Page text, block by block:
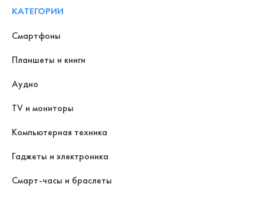
КАТЕГОРИИ
Смартфоны
Планшеты и книги
Аудио
TV и мониторы
Компьютерная техника
Гаджеты и электроника
Смарт-часы и браслеты